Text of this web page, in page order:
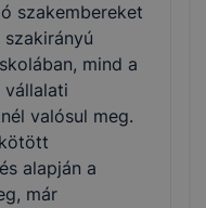
szakembereket
mind a
vállalati
valósul meg.
alapján a
már